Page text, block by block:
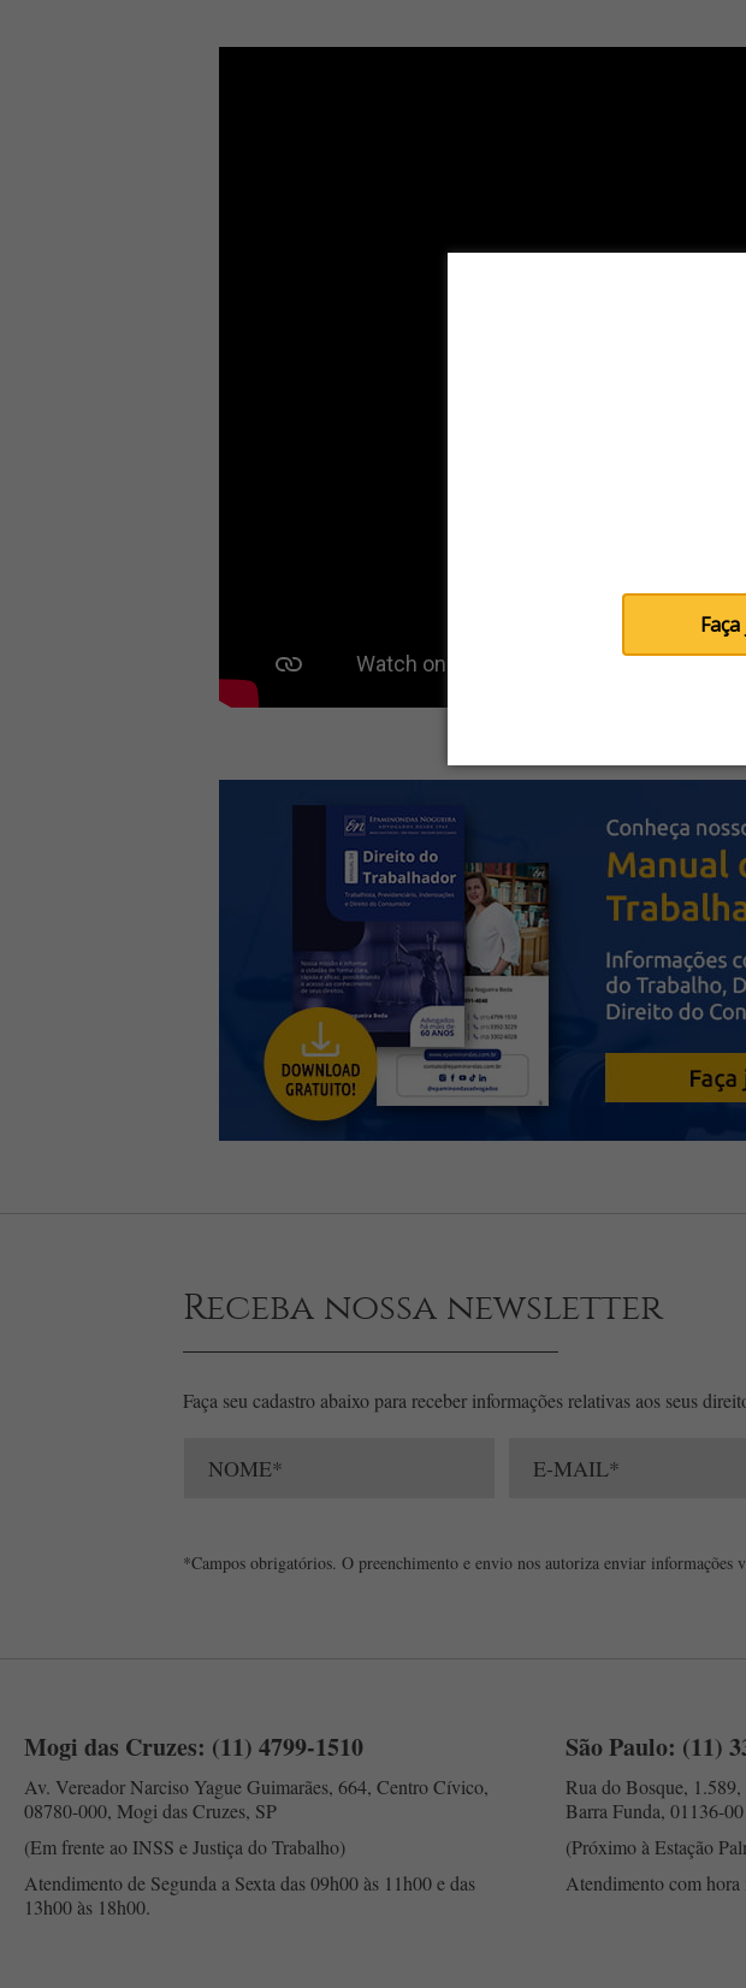
Receba nossa newsletter
Faça seu cadastro abaixo para receber informações relativas aos seus
*Campos obrigatórios. O preenchimento e envio nos autoriza enviar informações
Mogi das Cruzes: (11) 4799-1510
Av. Vereador Narciso Yague Guimarães, 664, Centro Cívico,
08780-000, Mogi das Cruzes, SP
(Em frente ao INSS e Justiça do Trabalho)
Atendimento de Segunda a Sexta das 09h00 às 11h00 e das
13h00 às 18h00.
São Paulo: (11)
Rua do Bosque,
Barra Funda, 01136-
(Próximo à Estação
Atendimento com hora